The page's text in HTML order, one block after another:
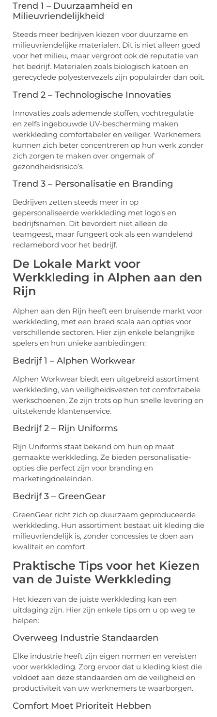
Trend 1 – Duurzaamheid en
Milieuvriendelijkheid
Steeds meer bedrijven kiezen voor duurzame en
milieuvriendelijke materialen. Dit is niet alleen goed
voor het milieu, maar vergroot ook de reputatie van
het bedrijf. Materialen zoals biologisch katoen en
gerecyclede polyestervezels zijn populairder dan ooit.
Trend 2 – Technologische Innovaties
Innovaties zoals ademende stoffen, vochtregulatie
en zelfs ingebouwde UV-bescherming maken
werkkleding comfortabeler en veiliger. Werknemers
kunnen zich beter concentreren op hun werk zonder
zich zorgen te maken over ongemak of
gezondheidsrisico’s.
Trend 3 – Personalisatie en Branding
Bedrijven zetten steeds meer in op
gepersonaliseerde werkkleding met logo’s en
bedrijfsnamen. Dit bevordert niet alleen de
teamgeest, maar fungeert ook als een wandelend
reclamebord voor het bedrijf.
De Lokale Markt voor
Werkkleding in Alphen aan den
Rijn
Alphen aan den Rijn heeft een bruisende markt voor
werkkleding, met een breed scala aan opties voor
verschillende sectoren. Hier zijn enkele belangrijke
spelers en hun unieke aanbiedingen:
Bedrijf 1 – Alphen Workwear
Alphen Workwear biedt een uitgebreid assortiment
werkkleding, van veiligheidsvesten tot comfortabele
werkschoenen. Ze zijn trots op hun snelle levering en
uitstekende klantenservice.
Bedrijf 2 – Rijn Uniforms
Rijn Uniforms staat bekend om hun op maat
gemaakte werkkleding. Ze bieden personalisatie-
opties die perfect zijn voor branding en
marketingdoeleinden.
Bedrijf 3 – GreenGear
GreenGear richt zich op duurzaam geproduceerde
werkkleding. Hun assortiment bestaat uit kleding die
milieuvriendelijk is, zonder concessies te doen aan
kwaliteit en comfort.
Praktische Tips voor het Kiezen
van de Juiste Werkkleding
Het kiezen van de juiste werkkleding kan een
uitdaging zijn. Hier zijn enkele tips om u op weg te
helpen:
Overweeg Industrie Standaarden
Elke industrie heeft zijn eigen normen en vereisten
voor werkkleding. Zorg ervoor dat u kleding kiest die
voldoet aan deze standaarden om de veiligheid en
productiviteit van uw werknemers te waarborgen.
Comfort Moet Prioriteit Hebben